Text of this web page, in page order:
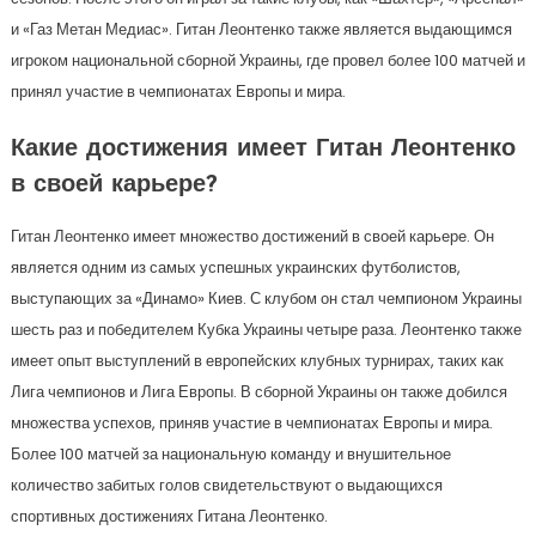
и «Газ Метан Медиас». Гитан Леонтенко также является выдающимся
игроком национальной сборной Украины, где провел более 100 матчей и
принял участие в чемпионатах Европы и мира.
Какие достижения имеет Гитан Леонтенко
в своей карьере?
Гитан Леонтенко имеет множество достижений в своей карьере. Он
является одним из самых успешных украинских футболистов,
выступающих за «Динамо» Киев. С клубом он стал чемпионом Украины
шесть раз и победителем Кубка Украины четыре раза. Леонтенко также
имеет опыт выступлений в европейских клубных турнирах, таких как
Лига чемпионов и Лига Европы. В сборной Украины он также добился
множества успехов, приняв участие в чемпионатах Европы и мира.
Более 100 матчей за национальную команду и внушительное
количество забитых голов свидетельствуют о выдающихся
спортивных достижениях Гитана Леонтенко.